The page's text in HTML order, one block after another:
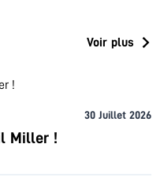
Voir plus
30 Juillet 2026
Miller !